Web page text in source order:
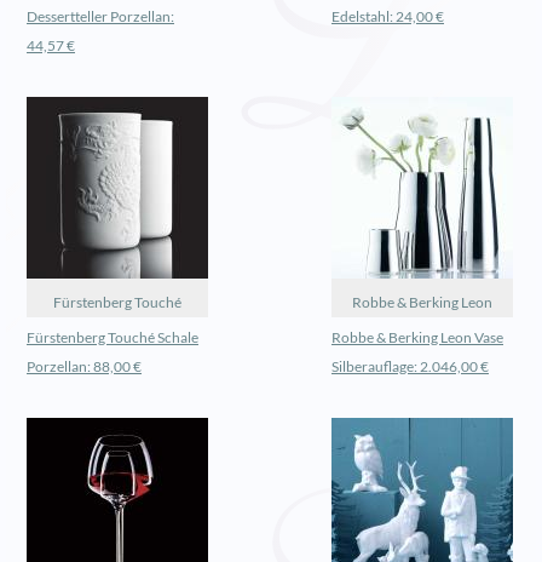
Dessertteller Porzellan:
44,57 €
Edelstahl: 24,00 €
Fürstenberg Touché
Fürstenberg Touché Schale
Porzellan: 88,00 €
Robbe & Berking Leon
Robbe & Berking Leon Vase
Silberauflage: 2.046,00 €